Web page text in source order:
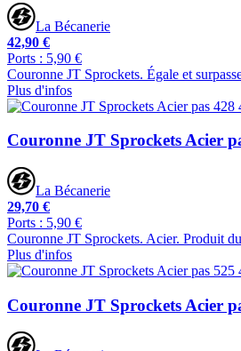
La Bécanerie
42,90 €
Ports : 5,90 €
Couronne JT Sprockets. Égale et
Plus d'infos
Couronne JT Sprockets Acier
La Bécanerie
29,70 €
Ports : 5,90 €
Couronne JT Sprockets. Acier. Produit
Plus d'infos
Couronne JT Sprockets Acier